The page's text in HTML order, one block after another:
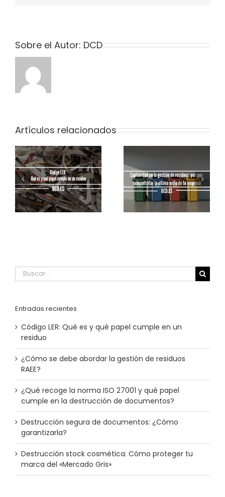
Sobre el Autor: DCD
Artículos relacionados
Capilaridad en la
gestión de residuos:
por qué
subcontratar la
última milla de tu
empresa
Errores frecuentes
en la
documentación de
residuos peligrosos
Buscar:
Entradas recientes
Código LER: Qué es y qué papel cumple en un
residuo
¿Cómo se debe abordar la gestión de residuos
RAEE?
¿Qué recoge la norma ISO 27001 y qué papel
cumple en la destrucción de documentos?
Destrucción segura de documentos: ¿Cómo
garantizarla?
Destrucción stock cosmética: Cómo proteger tu
marca del «Mercado Gris»